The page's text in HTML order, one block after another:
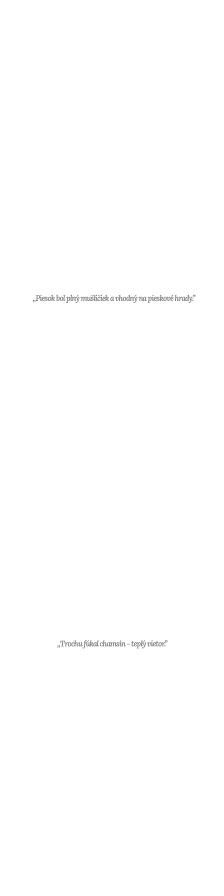
,,Piesok bol plný mušličiek a vhodný na pieskové hrady.”
,,Trochu fúkal chamsín - teplý vietor.”